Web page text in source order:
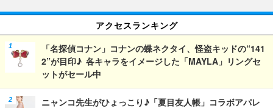
アクセスランキング
「名探偵コナン」コナンの蝶ネクタイ、怪盗キッドの“141
2”が目印♪ 各キャラをイメージした「MAYLA」リングセ
ットがセール中
ニャンコ先生がひょっこり♪「夏目友人帳」コラボアパレ